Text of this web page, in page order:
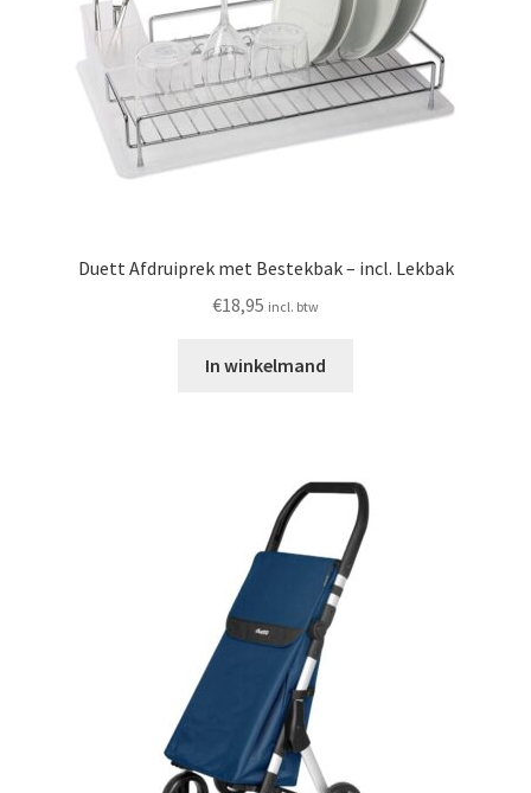
Duett Afdruiprek met Bestekbak – incl. Lekbak
€18,95 incl. btw
In winkelmand